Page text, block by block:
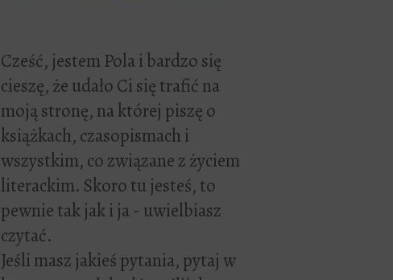
Cześć, jestem Pola i bardzo się
cieszę, że udało Ci się trafić na
moją stronę, na której piszę o
książkach, czasopismach i
wszystkim, co związane z życiem
literackim. Skoro tu jesteś, to
pewnie tak jak i ja - uwielbiasz
czytać.
Jeśli masz jakieś pytania, pytaj w